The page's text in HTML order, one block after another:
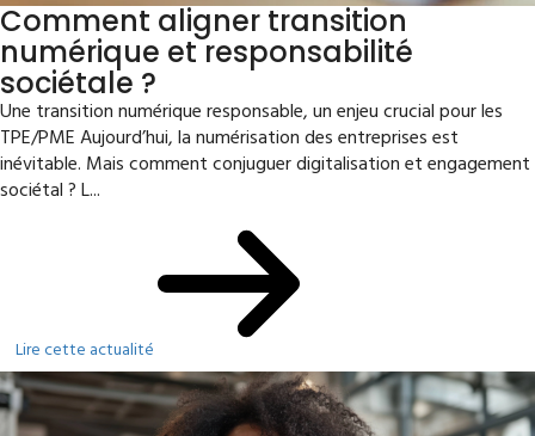
Comment aligner transition
numérique et responsabilité
sociétale ?
Une transition numérique responsable, un enjeu crucial pour les
TPE/PME Aujourd’hui, la numérisation des entreprises est
inévitable. Mais comment conjuguer digitalisation et engagement
sociétal ? L...
Lire cette actualité